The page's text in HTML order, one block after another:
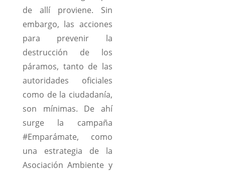
de allí proviene. Sin
embargo, las acciones
para prevenir la
destrucción de los
páramos, tanto de las
autoridades oficiales
como de la ciudadanía,
son mínimas. De ahí
surge la campaña
#Emparámate, como
una estrategia de la
Asociación Ambiente y